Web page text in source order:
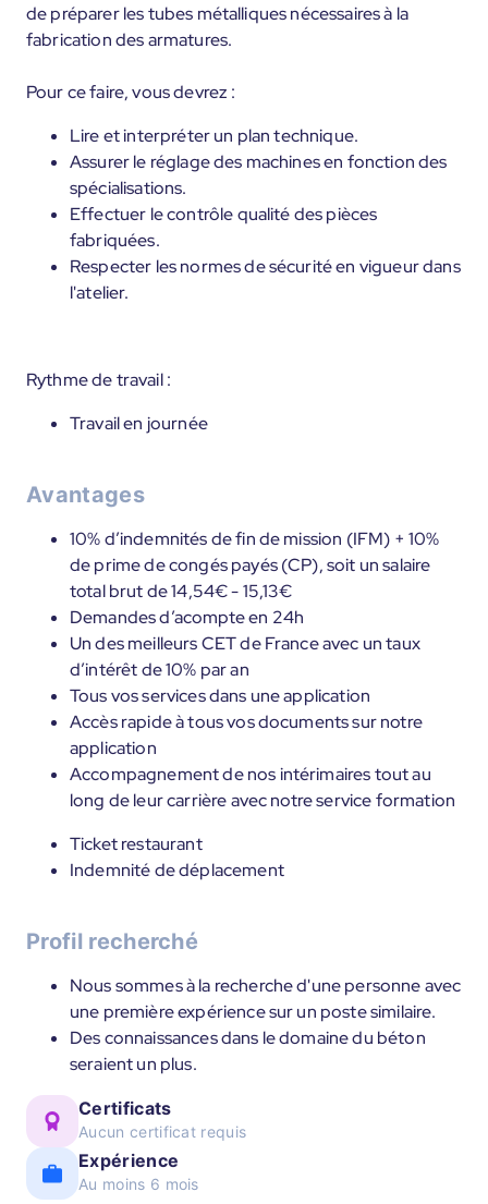
de préparer les tubes métalliques nécessaires à la
fabrication des armatures.
Pour ce faire, vous devrez :
Lire et interpréter un plan technique.
Assurer le réglage des machines en fonction des
spécialisations.
Effectuer le contrôle qualité des pièces
fabriquées.
Respecter les normes de sécurité en vigueur dans
l'atelier.
Rythme de travail :
Travail en journée
Avantages
10% d’indemnités de fin de mission (IFM) + 10%
de prime de congés payés (CP), soit un salaire
total brut de 14,54€ - 15,13€
Demandes d’acompte en 24h
Un des meilleurs CET de France avec un taux
d’intérêt de 10% par an
Tous vos services dans une application
Accès rapide à tous vos documents sur notre
application
Accompagnement de nos intérimaires tout au
long de leur carrière avec notre service formation
Ticket restaurant
Indemnité de déplacement
Profil recherché
Nous sommes à la recherche d'une personne avec
une première expérience sur un poste similaire.
Des connaissances dans le domaine du béton
seraient un plus.
Certificats
Aucun certificat requis
Expérience
Au moins 6 mois